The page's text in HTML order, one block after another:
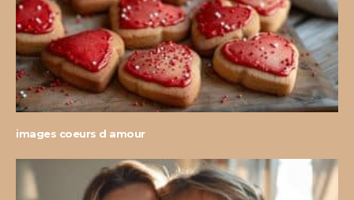
images coeurs d amour